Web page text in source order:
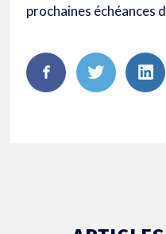
prochaines échéances
FaceBookTwitter